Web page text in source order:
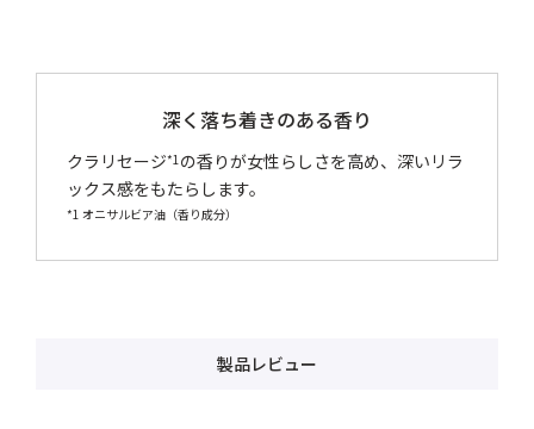
深く落ち着きのある香り
クラリセージ*1 の香りが女性らしさを高め、深いリラ
ックス感をもたらします。
*1 オニサルビア油（香り成分）
製品レビュー